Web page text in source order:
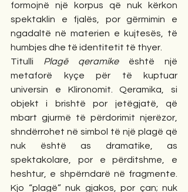
formojnë një korpus që nuk kërkon
spektaklin e fjalës, por gërmimin e
ngadaltë në materien e kujtesës, të
humbjes dhe të identitetit të thyer.
Titulli Plagë qeramike është një
metaforë kyçe për të kuptuar
universin e Klironomit. Qeramika, si
objekt i brishtë por jetëgjatë, që
mbart gjurmë të përdorimit njerëzor,
shndërrohet në simbol të një plagë që
nuk është as dramatike, as
spektakolare, por e përditshme, e
heshtur, e shpërndarë në fragmente.
Kjo “plagë” nuk gjakos, por çan; nuk